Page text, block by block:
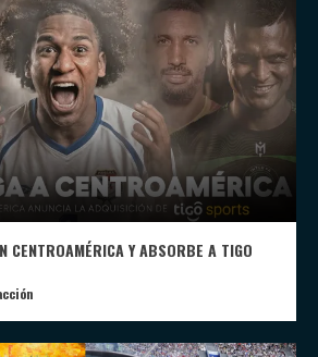
CENTROAMÉRICA Y ABSORBE A TIGO